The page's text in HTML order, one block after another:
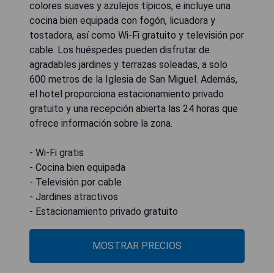
colores suaves y azulejos típicos, e incluye una
cocina bien equipada con fogón, licuadora y
tostadora, así como Wi-Fi gratuito y televisión por
cable. Los huéspedes pueden disfrutar de
agradables jardines y terrazas soleadas, a solo
600 metros de la Iglesia de San Miguel. Además,
el hotel proporciona estacionamiento privado
gratuito y una recepción abierta las 24 horas que
ofrece información sobre la zona.
- Wi-Fi gratis
- Cocina bien equipada
- Televisión por cable
- Jardines atractivos
- Estacionamiento privado gratuito
MOSTRAR PRECIOS